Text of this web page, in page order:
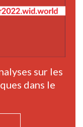
sur les
dans le